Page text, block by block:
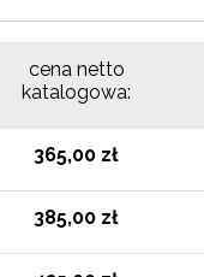
cena netto
katalogowa:
365,00 zł
385,00 zł